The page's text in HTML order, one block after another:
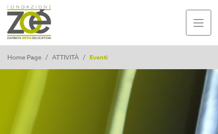
Home Page / ATTIVITÀ / Eventi